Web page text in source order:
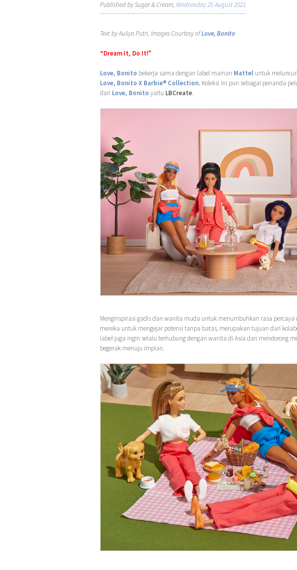
Published by Sugar & Cream, Wednesday 25 August 2021
Text by Auliya Putri, Images Courtesy ofLove, Bonito
“Dream It, Do It!”
Love, Bonito bekerja sama dengan label mainan Mattel untuk
Love, Bonito X Barbie® Collection. Koleksi ini pun sebagai penanda
dari Love, Bonito yaitu LBCreate.
Menginspirasi gadis dan wanita muda untuk menumbuhkan rasa
mereka untuk mengejar potensi tanpa batas, merupakan tujuan dari
label juga ingin selalu terhubung dengan wanita di Asia dan mendorong
begerak menuju impian.